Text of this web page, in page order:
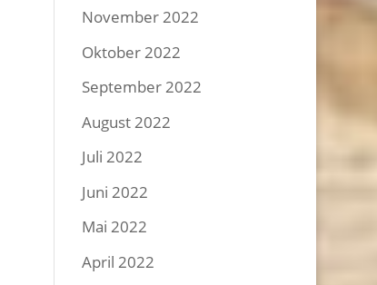
November 2022
Oktober 2022
September 2022
August 2022
Juli 2022
Juni 2022
Mai 2022
April 2022